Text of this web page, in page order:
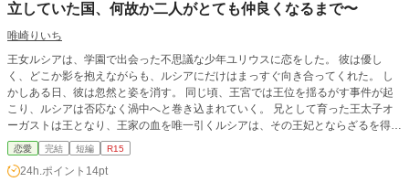
立していた国、何故か二人がとても仲良くなるまで〜
唯崎りいち
王女ルシアは、学園で出会った不思議な少年ユリウスに恋をした。 彼は優し
く、どこか影を抱えながらも、ルシアにだけはまっすぐ向き合ってくれた。 し
かしある日、彼は忽然と姿を消す。 同じ頃、王宮では王位を揺るがす事件が起
こり、ルシアは否応なく渦中へと巻き込まれていく。 兄として育った王太子オ
ーガストは王となり、王家の血を唯一引くルシアは、その王妃とならざるを得な
い立場に置かれる。 そして、彼女が姉のように慕っていたユリアの存在にも、
隠された違和感が生まれ始める。 消えた初恋の人、王となった兄、そして曖昧
になっていく家族の形。 やがて明かされる王宮の真実の中で、ルシアは「守ら
恋愛 完結 短編 R15
24h.ポイント 14pt